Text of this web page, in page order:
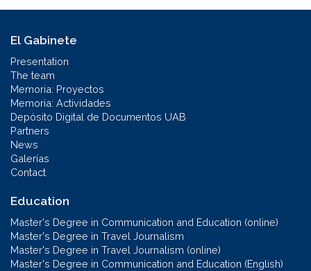
El Gabinete
Presentation
The team
Memoria: Proyectos
Memoria: Actividades
Depósito Digital de Documentos UAB
Partners
News
Galerías
Contact
Education
Master's Degree in Communication and Education (online)
Master's Degree in Travel Journalism
Master's Degree in Travel Journalism (online)
Master's Degree in Communication and Education (English)